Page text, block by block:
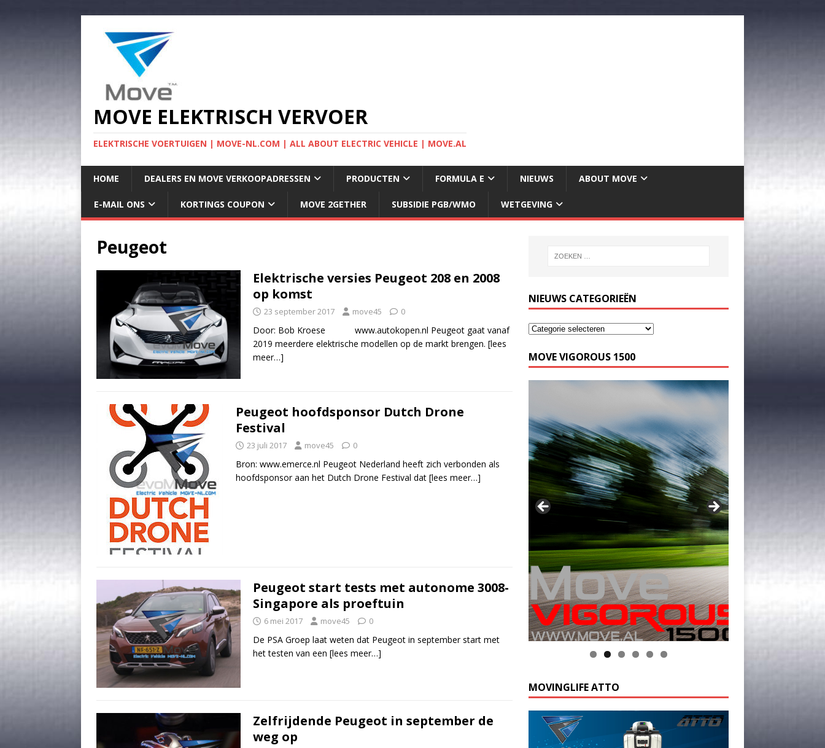
MOVE ELEKTRISCH VERVOER
ELEKTRISCHE VOERTUIGEN | MOVE-NL.COM | ALL ABOUT ELECTRIC VEHICLE | MOVE.AL
HOME DEALERS EN MOVE VERKOOPADRESSEN PRODUCTEN FORMULA E NIEUWS ABOUT MOVE
E-MAIL ONS KORTINGS COUPON MOVE 2GETHER SUBSIDIE PGB/WMO WETGEVING
Peugeot
Elektrische versies Peugeot 208 en 2008
op komst
23 september 2017 move45 0
Door: Bob Kroese www.autokopen.nl Peugeot gaat vanaf
2019 meerdere elektrische modellen op de markt brengen. [lees
meer…]
Peugeot hoofdsponsor Dutch Drone
Festival
23 juli 2017 move45 0
Bron: www.emerce.nl Peugeot Nederland heeft zich verbonden als
hoofdsponsor aan het Dutch Drone Festival dat [lees meer…]
Peugeot start tests met autonome 3008-
Singapore als proeftuin
6 mei 2017 move45 0
De PSA Groep laat weten dat Peugeot in september start met
het testen van een [lees meer…]
Zelfrijdende Peugeot in september de
weg op
NIEUWS CATEGORIEËN
MOVE VIGOROUS 1500
MOVINGLIFE ATTO